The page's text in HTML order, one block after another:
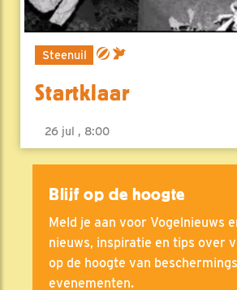
Steenuil
Startklaar
26 jul , 8:00
Blijf op de hoogte
Meld je aan voor Vogelnieuws
nieuws, inspiratie en tips over
op de hoogte van
evenementen.